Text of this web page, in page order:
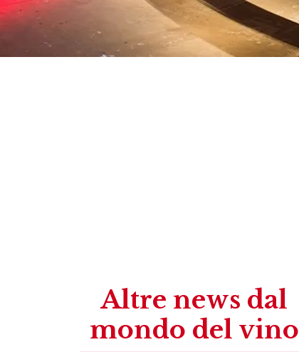
Altre news dal
mondo del vino